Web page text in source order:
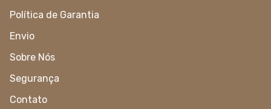
Política de Garantia
Envio
Sobre Nós
Segurança
Contato